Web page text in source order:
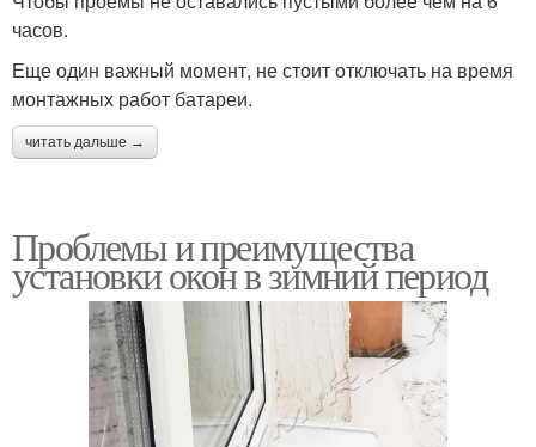
часов.
Еще один важный момент, не стоит отключать на время
монтажных работ батареи.
читать дальше →
Проблемы и преимущества
установки окон в зимний период